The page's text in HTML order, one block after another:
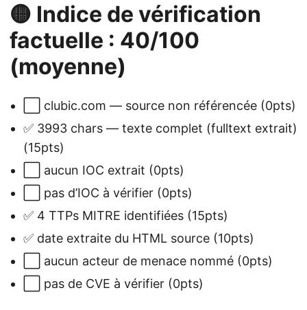
🟡 Indice de vérification
factuelle : 40/100
(moyenne)
⬜ clubic.com — source non référencée (0pts)
✅ 3993 chars — texte complet (fulltext extrait)
(15pts)
⬜ aucun IOC extrait (0pts)
⬜ pas d’IOC à vérifier (0pts)
✅ 4 TTPs MITRE identifiées (15pts)
✅ date extraite du HTML source (10pts)
⬜ aucun acteur de menace nommé (0pts)
⬜ pas de CVE à vérifier (0pts)